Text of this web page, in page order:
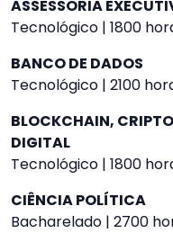
ASSESSORIA
Tecnológico | 1800
BANCO DE DADOS
Tecnológico | 2100
BLOCKCHAIN,
DIGITAL
Tecnológico | 1800
CIÊNCIA POLÍTICA
Bacharelado | 2700